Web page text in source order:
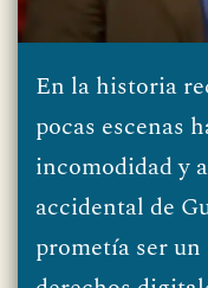
En la historia
pocas escenas
incomodidad y
accidental de
prometía ser